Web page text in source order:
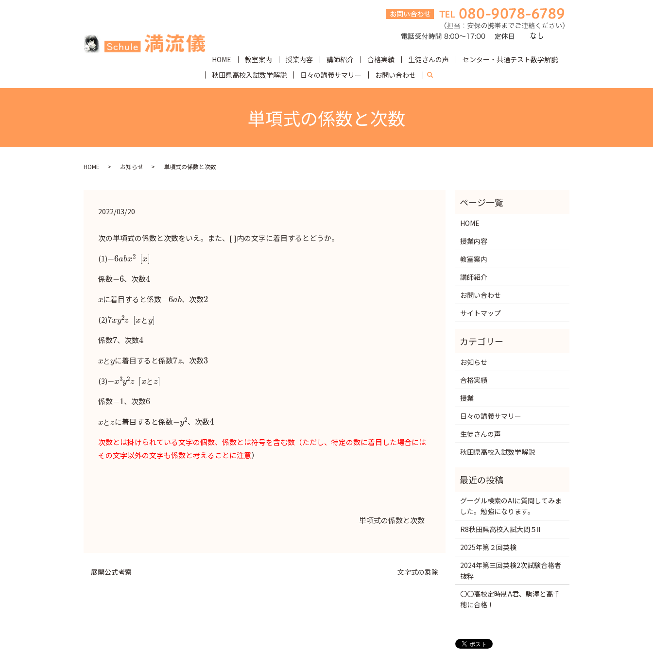
HOME 教室案内 授業内容 講師紹介 合格実績 生徒さんの声
センター・共通テスト数学解説
秋田県高校入試数学解説
日々の講義サマリー お問い合わせ search
単項式の係数と次数
HOME お知らせ 単項式の係数と次数
2022/03/20
次の単項式の係数と次数をいえ。また、[ ]内の文字に着目するとどうか。
(1)
6a b 2 [ x]
係数
6
、次数
4
に着目すると係数
6a b
、次数
2
(2)
7 2 [y
係数
7
、次数
4
に着目すると係数
7
、次数
3
(3)
3y 2 [z
係数 、次数
6
に着目すると係数
2
、次数
4
次数とは掛けられている文字の個数、係数とは符号を含む数（ただし、特定の数に着目した場合には
その文字以外の文字も係数と考えることに注意）
単項式の係数と次数
展開公式考察 文字式の乗除
HOME
授業内容
教室案内
講師紹介
お問い合わせ
サイトマップ
お知らせ
合格実績
授業
日々の講義サマリー
生徒さんの声
秋田県高校入試数学解説
グーグル検索のAIに質問してみま
した。勉強になります。
R8秋田県高校入試大問５Ⅱ
2025年第２回英検
2024年第三回英検2次試験合格者
抜粋
〇〇高校定時制A君、駒澤と高千
穂に合格！